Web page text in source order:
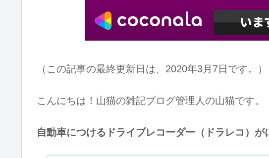
（この記事の最終更新日は、2020年3月7日です。）
こんにちは！山猫の雑記ブログ管理人の山猫です。
自動車につけるドライブレコーダー（ドラレコ）